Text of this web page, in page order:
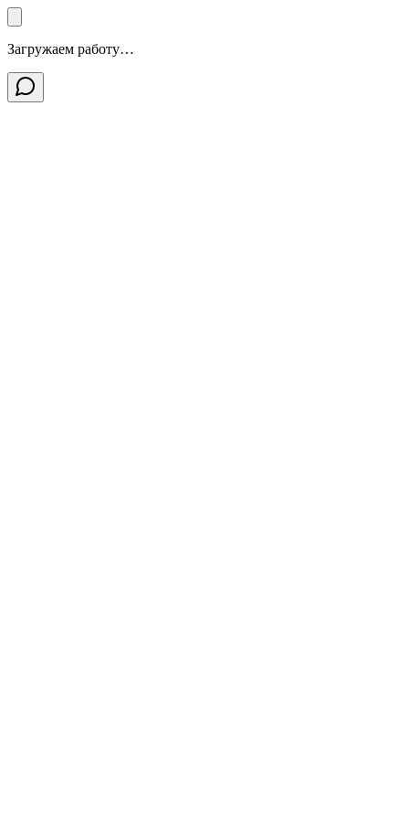
Загружаем работу…